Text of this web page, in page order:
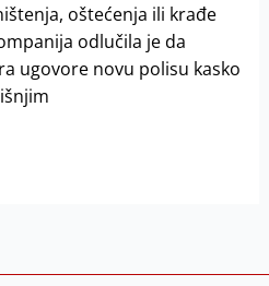
oštećenja ili krađe
odlučila je da
ugovore novu polisu kasko